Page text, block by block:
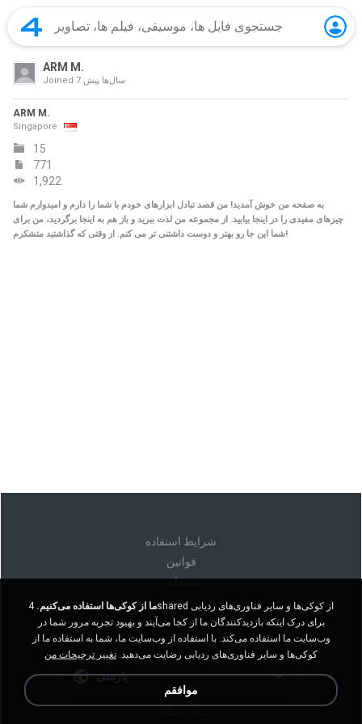
ARM M.
Joined 7 سال‌ها پیش
ARM M.
Singapore
15
771
1,922
به صفحه من خوش آمدید! من قصد تبادل ابزارهای خودم با شما را دارم و امیدوارم شما
چیزهای مفیدی را در اینجا بیابید. از مجموعه من لذت ببرید و باز هم به اینجا برگردید، من برای
شما این جا رو بهتر و دوست داشتنی تر می کنم. از وقتی که گذاشتید متشکرم!
شرايط استفاده
قوانين
پشتیبانی
اطلاعات شخصی من را نفروشید
اطلاعات شخصی من را به اشتراک نگذارید
پارسی
ما از کوکی‌ها استفاده می‌کنیم. 4shared از کوکی‌ها و سایر فناوری‌های ردیابی
برای درک اینکه بازدیدکنندگان ما از کجا می‌آیند و بهبود تجربه مرور شما در
وب‌سایت ما استفاده می‌کند. با استفاده از وب‌سایت ما، شما به استفاده ما از
کوکی‌ها و سایر فناوری‌های ردیابی رضایت می‌دهید. تغییر ترجیحات من
موافقم